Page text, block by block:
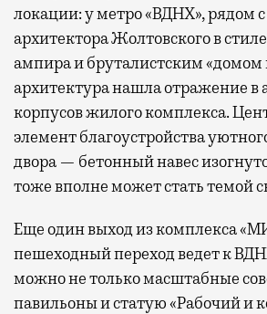
локации: у метро «ВДНХ», рядом
архитектора Жолтовского в
ампира и бруталистским «домом
архитектура нашла отражение в
корпусов жилого комплекса.
элемент благоустройства
двора — бетонный навес
тоже вполне может стать темой
Еще один выход из комплекса
пешеходный переход ведет к
можно не только масштабные
павильоны и статую «Рабочий и